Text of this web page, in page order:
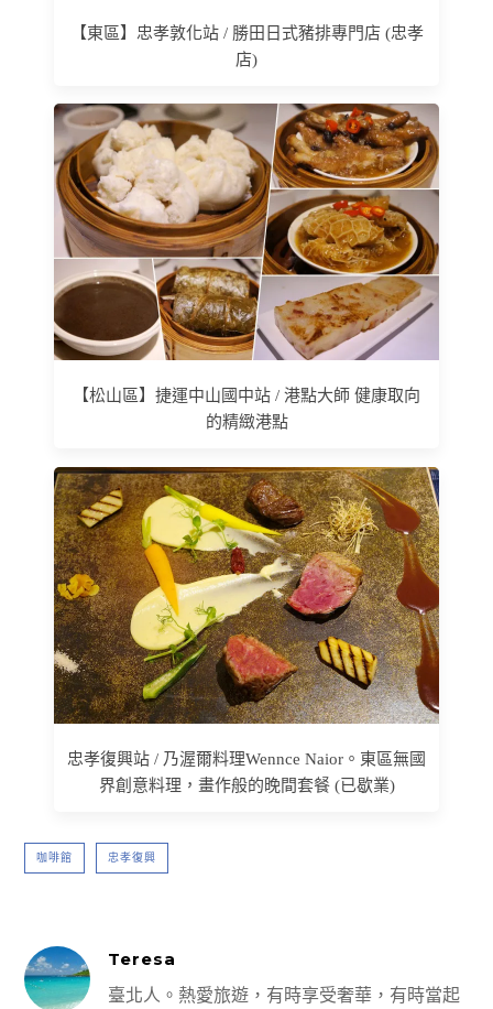
【東區】忠孝敦化站 / 勝田日式豬排專門店 (忠孝
店)
【松山區】捷運中山國中站 / 港點大師 健康取向
的精緻港點
忠孝復興站 / 乃渥爾料理Wennce Naior。東區無國
界創意料理，畫作般的晚間套餐 (已歇業)
咖啡館 忠孝復興
Teresa
臺北人。熱愛旅遊，有時享受奢華，有時當起